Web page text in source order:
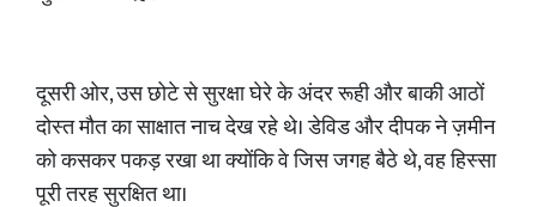
दूसरी ओर, उस छोटे से सुरक्षा घेरे के अंदर रूही और बाकी आठों
दोस्त मौत का साक्षात नाच देख रहे थे। डेविड और दीपक ने ज़मीन
को कसकर पकड़ रखा था क्योंकि वे जिस जगह बैठे थे, वह हिस्सा
पूरी तरह सुरक्षित था।